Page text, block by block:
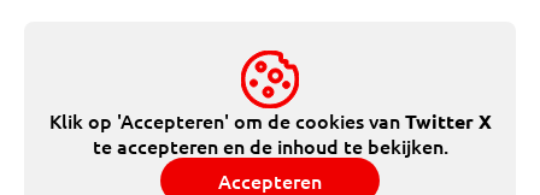
Klik op 'Accepteren' om de cookies vanTwitter X
te accepteren en de inhoud te bekijken.
Accepteren